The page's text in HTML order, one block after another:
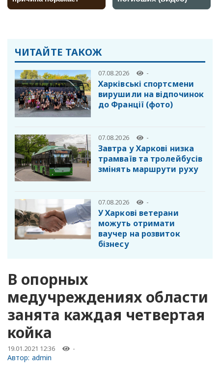
ЧИТАЙТЕ ТАКОЖ
07.08.2026 -
Харківські спортсмени
вирушили на відпочинок
до Франції (фото)
07.08.2026 -
Завтра у Харкові низка
трамваїв та тролейбусів
змінять маршрути руху
07.08.2026 -
У Харкові ветерани
можуть отримати
ваучер на розвиток
бізнесу
В опорных
медучреждениях области
занята каждая четвертая
койка
19.01.2021 12:36 -
Автор: admin